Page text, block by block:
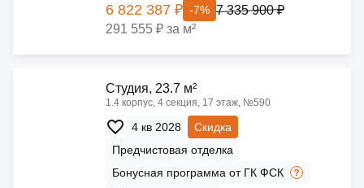
6 822 387 ₽ -7% 7 335 900 ₽
291 555 ₽ за м²
Cтудия, 23.7 м²
1.4 корпус, 4 секция, 17 этаж, №590
4 кв 2028
Скидка
Предчистовая отделка
Бонусная программа от ГК ФСК